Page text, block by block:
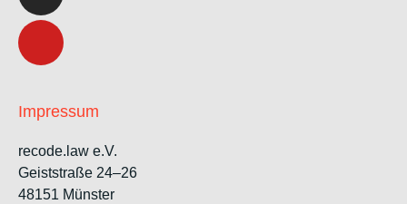
Impressum
recode.law e.V.
Geiststraße 24–26
48151 Münster